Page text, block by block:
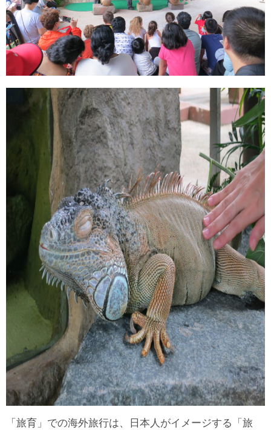
「旅育」での海外旅行は、日本人がイメージする「旅